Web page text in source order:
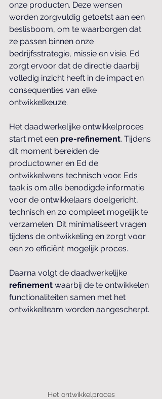
onze producten. Deze wensen
worden zorgvuldig getoetst aan een
beslisboom, om te waarborgen dat
ze passen binnen onze
bedrijfsstrategie, missie en visie. Ed
zorgt ervoor dat de directie daarbij
volledig inzicht heeft in de impact en
consequenties van elke
ontwikkelkeuze.
Het daadwerkelijke ontwikkelproces
start met een pre-refinement. Tijdens
dit moment bereiden de
productowner en Ed de
ontwikkelwens technisch voor. Eds
taak is om alle benodigde informatie
voor de ontwikkelaars doelgericht,
technisch en zo compleet mogelijk te
verzamelen. Dit minimaliseert vragen
tijdens de ontwikkeling en zorgt voor
een zo efficiënt mogelijk proces.
Daarna volgt de daadwerkelijke
refinement waarbij de te ontwikkelen
functionaliteiten samen met het
ontwikkelteam worden aangescherpt.
Het ontwikkelproces